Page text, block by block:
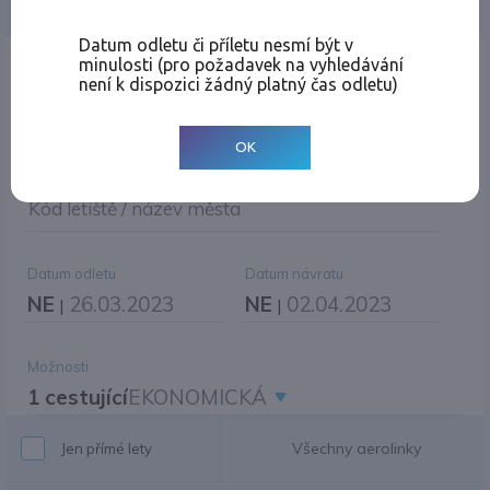
Místo odletu
Kód letiště / název města
Datum odletu
NE | 26.03.2023
Datum návratu
NE | 02.04.2023
Možnosti
1 cestujícíEKONOMICKÁ
Jen přímé lety Všechny aerolinky
Datum odletu či příletu nesmí být v
minulosti (pro požadavek na vyhledávání
není k dispozici žádný platný čas odletu)
OK